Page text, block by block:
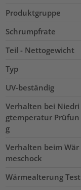
Produktgruppe
Schrumpfrate
Teil - Nettogewicht
Typ
UV-beständig
Verhalten bei Niedri
gtemperatur Prüfun
g
Verhalten beim Wär
meschock
Wärmealterung Test